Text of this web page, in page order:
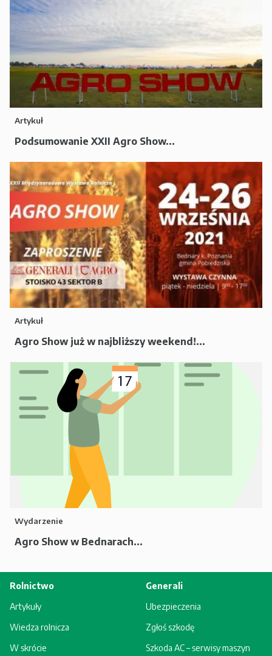
Artykuł
Podsumowanie XXII Agro Show...
Artykuł
Agro Show już w najbliższy weekend!...
Wydarzenie
Agro Show w Bednarach...
Rolnictwo
Artykuły
Wiedza rolnicza
W skrócie
Generali
Ubezpieczenia
Zgłoś szkodę
Szkoda AC – serwisy maszyn